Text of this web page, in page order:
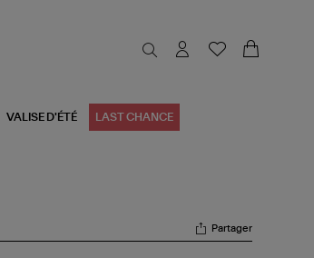
VALISE D'ÉTÉ LAST CHANCE
Partager